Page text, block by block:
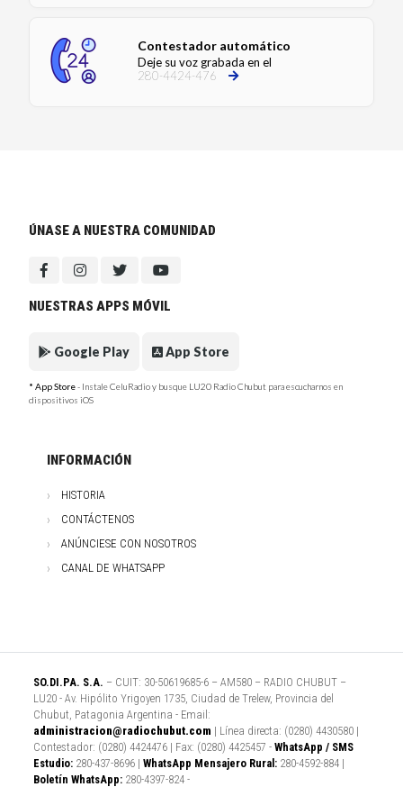
Contestador automático
Deje su voz grabada en el
280-4424-476
ÚNASE A NUESTRA COMUNIDAD
NUESTRAS APPS MÓVIL
Google Play App Store
* App Store- Instale CeluRadio y busque LU20 Radio Chubut para escucharnos en
dispositivos iOS
INFORMACIÓN
HISTORIA
CONTÁCTENOS
ANÚNCIESE CON NOSOTROS
CANAL DE WHATSAPP
SO.DI.PA. S.A. – CUIT: 30-50619685-6 – AM580 – RADIO CHUBUT –
LU20 - Av. Hipólito Yrigoyen 1735, Ciudad de Trelew, Provincia del
Chubut, Patagonia Argentina - Email:
administracion@radiochubut.com | Línea directa: (0280) 4430580 |
Contestador: (0280) 4424476 | Fax: (0280) 4425457 - WhatsApp / SMS
Estudio: 280-437-8696 | WhatsApp Mensajero Rural: 280-4592-884 |
Boletín WhatsApp: 280-4397-824 -